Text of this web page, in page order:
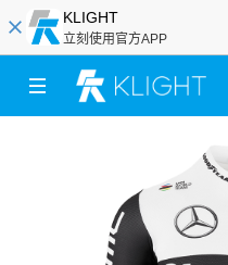
KLIGHT
立刻使用官方APP